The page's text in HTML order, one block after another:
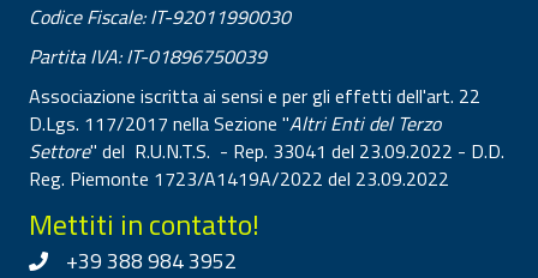
Codice Fiscale: IT-92011990030
Partita IVA: IT-01896750039
Associazione iscritta ai sensi e per gli effetti dell'art. 22
D.Lgs. 117/2017 nella Sezione "Altri Enti del Terzo
Settore" del R.U.N.T.S. - Rep. 33041 del 23.09.2022 - D.D.
Reg. Piemonte 1723/A1419A/2022 del 23.09.2022
Mettiti in contatto!
+39 388 984 3952